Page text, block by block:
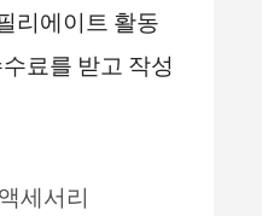
리에이트 활동
료를 받고 작성
세서리